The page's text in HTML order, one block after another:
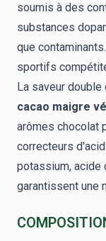
soumis à des
substances
que
sportifs
La saveur
cacao maigre
arômes chocolat
correcteurs
potassium,
garantissent une